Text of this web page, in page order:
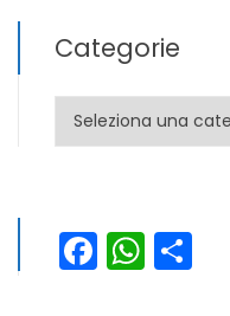
Categorie
Categorie